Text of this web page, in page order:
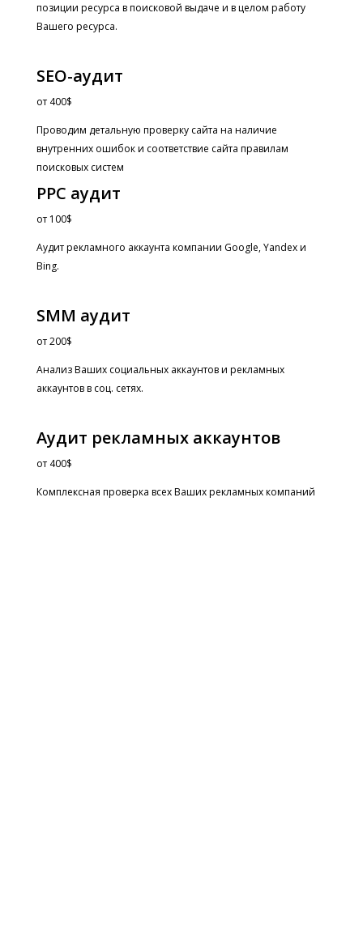
позиции ресурса в поисковой выдаче и в целом работу
Вашего ресурса.
SEO-аудит
от 400$
Проводим детальную проверку сайта на наличие
внутренних ошибок и соответствие сайта правилам
поисковых систем
PPC аудит
от 100$
Аудит рекламного аккаунта компании Google, Yandex и
Bing.
SMM аудит
от200$
Анализ Ваших социальных аккаунтов и рекламных
аккаунтов в соц. сетях.
Аудит рекламных аккаунтов
от 400$
Комплексная проверка всех Ваших рекламных компаний